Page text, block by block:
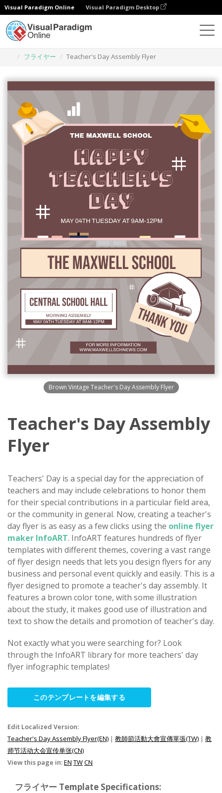
Visual Paradigm Online Visual Paradigm Desktop
フライヤー
Teacher's Day Assembly Flyer
Brown Vintage Teacher's Day Assembly Flyer
Teacher's Day Assembly
Flyer
Teachers' Day is a special day for the appreciation of
teachers and may include celebrations to honor them
for their special contributions in a particular field area,
or the community in general. Now, creating a teacher's
day flyer is as easy as a few clicks using the online flyer
maker InfoART. InfoART features hundreds of flyer
templates with different themes, covering a vast range
of flyer design needs that lets you design flyers for any
business and personal event quickly and easily. This is a
flyer designed to promote a teacher's day assembly. It
features a brown color tone, with some illustration
about the study, it makes good use of illustration and
text to show the details and promotion of teacher's day.
Not exactly what you were searching for? Look
through the InfoART library for more teachers' day
flyer infographic templates!
このテンプレートを編集する
Edit Localized Version:
Teacher's Day Assembly Flyer(EN) | 教師節活動大會宣傳單張(TW) | 教
师节活动大会宣传单张(CN)
View this page in:EN TWCN
フライヤー Template Specifications: